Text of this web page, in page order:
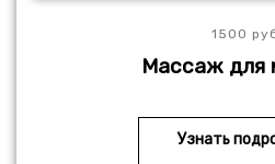
1500
Массаж для
Узнать